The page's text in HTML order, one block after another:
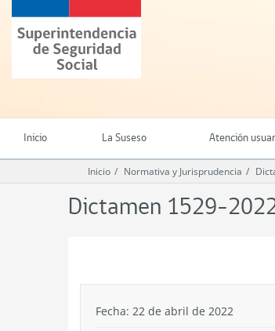
contenido
principal
Superintendencia
de
Seguridad
(SUSESO)
Chile
Inicio La Suseso Atención
Inicio Normativa y Jurisprudencia
Dictamen 1529-
Fecha: 22 de abril de 2022